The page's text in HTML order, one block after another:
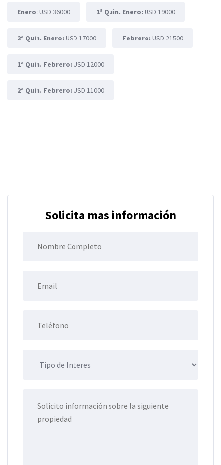
Enero: USD 36000 1ª Quin. Enero: USD 19000
2ª Quin. Enero: USD 17000 Febrero: USD 21500
1ª Quin. Febrero: USD 12000
2ª Quin. Febrero: USD 11000
Solicita mas información